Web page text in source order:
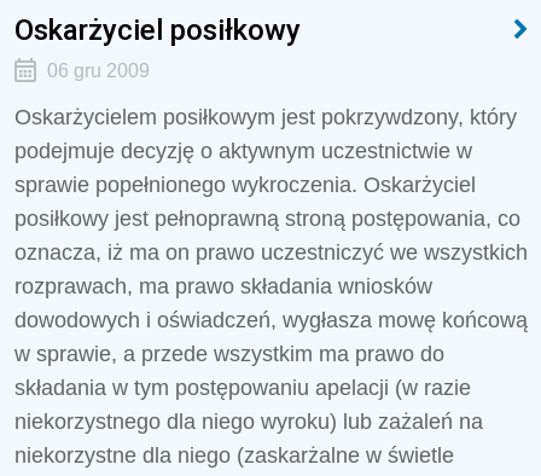
Oskarżyciel posiłkowy
06 gru 2009
Oskarżycielem posiłkowym jest pokrzywdzony, który
podejmuje decyzję o aktywnym uczestnictwie w
sprawie popełnionego wykroczenia. Oskarżyciel
posiłkowy jest pełnoprawną stroną postępowania, co
oznacza, iż ma on prawo uczestniczyć we wszystkich
rozprawach, ma prawo składania wniosków
dowodowych i oświadczeń, wygłasza mowę końcową
w sprawie, a przede wszystkim ma prawo do
składania w tym postępowaniu apelacji (w razie
niekorzystnego dla niego wyroku) lub zażaleń na
niekorzystne dla niego (zaskarżalne w świetle